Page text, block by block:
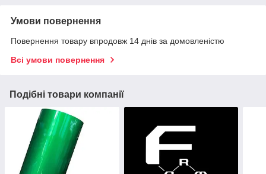
Умови повернення
Повернення товару впродовж 14 днів за домовленістю
Всі умови повернення
Подібні товари компанії